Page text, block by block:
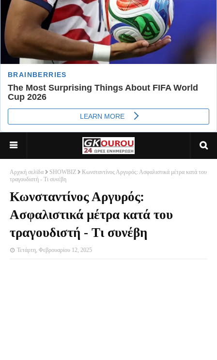
Αρχική σελίδα SHOWBIZ
Κωνσταντίνος Αργυρός: Ασφαλιστικά μέτρα κατά του
τραγουδιστή - Τι συνέβη
Κωνσταντίνος Αργυρός:
Ασφαλιστικά μέτρα κατά του
τραγουδιστή - Τι συνέβη
Τετάρτη, Φεβρουαρίου 12, 2025